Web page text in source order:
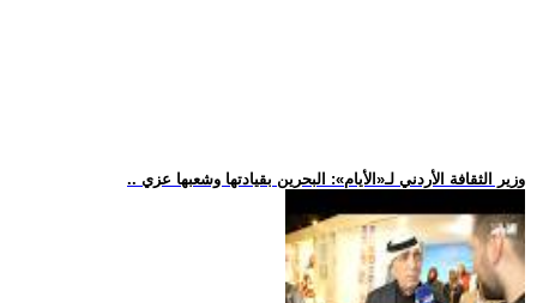
.. وزير الثقافة الأردني لـ«الأيام»: البحرين بقيادتها وشعبها عزي